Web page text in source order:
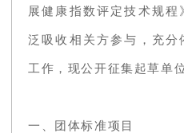
展健康指数评定技术规
泛吸收相关方参与，充分
工作，现公开征集起草单
一、团体标准项目